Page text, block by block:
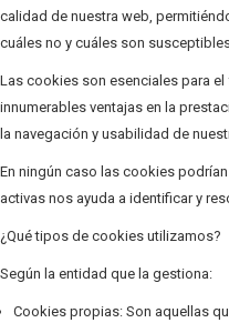
calidad de nuestra web,
cuáles no y cuáles son
Las cookies son esenciales para
innumerables ventajas en la
la navegación y usabilidad de
En ningún caso las cookies
activas nos ayuda a identificar y
¿Qué tipos de cookies utilizamos?
Según la entidad que la gestiona:
Cookies propias: Son aquellas